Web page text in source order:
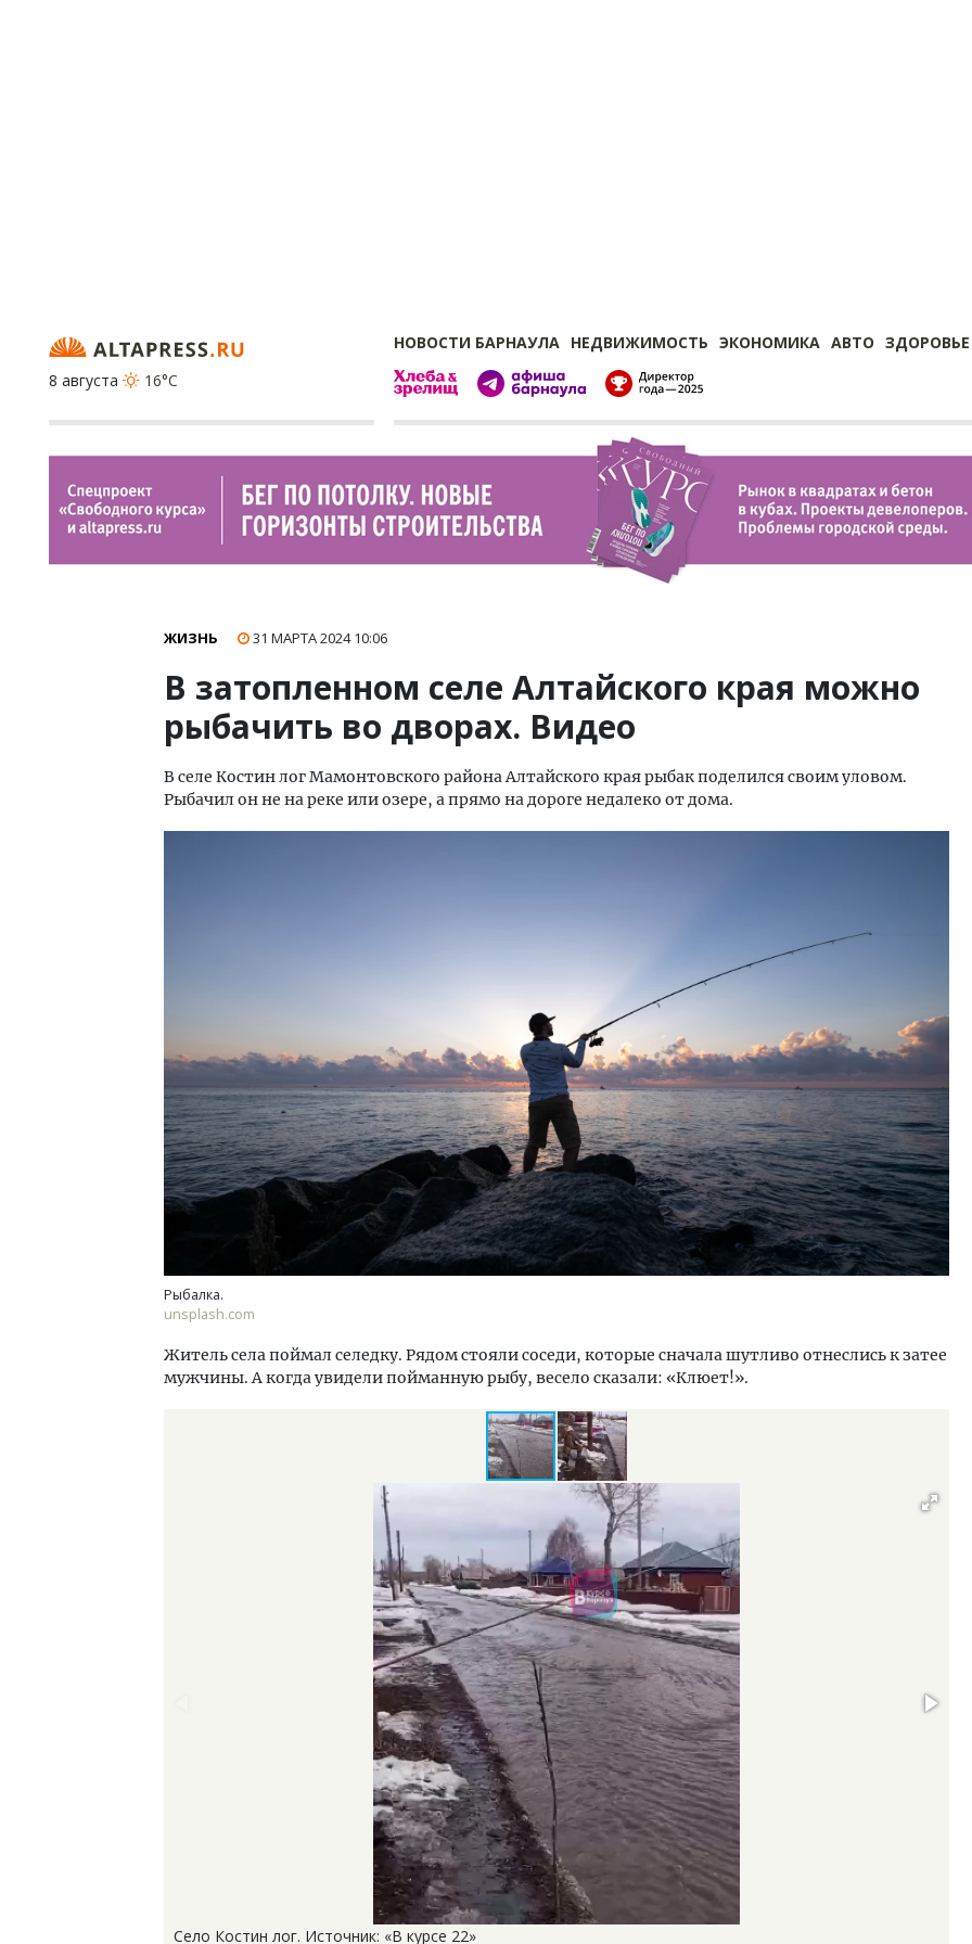
НОВОСТИ БАРНАУЛА НЕДВИЖИМОСТЬ ЭКОНОМИКА АВТО ЗДОРОВЬЕ
8 августа
16°C
ЖИЗНЬ 31 МАРТА 202410:06
В затопленном селе Алтайского края можно
рыбачить во дворах. Видео
В селе Костин лог Мамонтовского района Алтайского края рыбак поделился своим уловом.
Рыбачил он не на реке или озере, а прямо на дороге недалеко от дома.
Рыбалка.
unsplash.com
Житель села поймал селедку. Рядом стояли соседи, которые сначала шутливо отнеслись к затее
мужчины. А когда увидели пойманную рыбу, весело сказали: «Клюет!».
Село Костин лог. Источник: «В курсе 22»
Смелость архитектурных идей.
Генеральный директор компании
ЗИАС — об эстетике городов,
трендах в фасадах и развитии рынка
СТРОИТЕЛЬСТВО
Ищем новые берега.
«Жилищной инициативы»
Гатилов — о том, как
оставаться на плаву,
штормит
СТРОИТЕЛЬСТВО